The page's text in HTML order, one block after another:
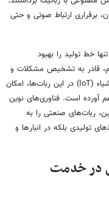
برقراری ارتباط صوتی و حتی
خط تولید را بهبود
قادر به تشخیص مشکلات و
انجام تعمیرات اولیه هستند. استفاده از اینترنت اشیاء (IoT) در این ربات‌ها، امکان
آورده است. فناوری‌های نوین
ربات‌های صنعتی را به
تولیدی بلکه در انبارها و
در خدمت